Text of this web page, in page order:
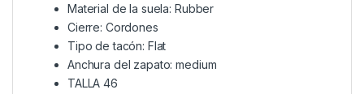
Material de la suela: Rubber
Cierre: Cordones
Tipo de tacón: Flat
Anchura del zapato: medium
TALLA 46